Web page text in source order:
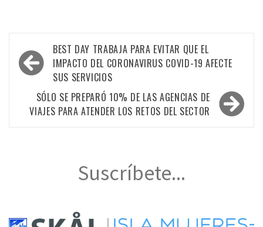
Navegación
de
entradas
BEST DAY TRABAJA PARA EVITAR QUE EL
IMPACTO DEL CORONAVIRUS COVID-19 AFECTE
SUS SERVICIOS
SÓLO SE PREPARÓ 10% DE LAS AGENCIAS DE
VIAJES PARA ATENDER LOS RETOS DEL SECTOR
Suscríbete...